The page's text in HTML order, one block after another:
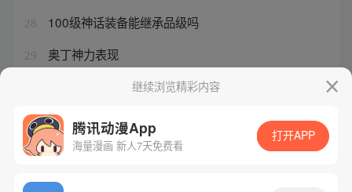
28 100级神话装备能继承品级吗
29 奥丁神力表现
继续浏览精彩内容
腾讯动漫App
海量漫画 新人7天免费看
打开APP